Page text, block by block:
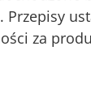
Przepisy
za